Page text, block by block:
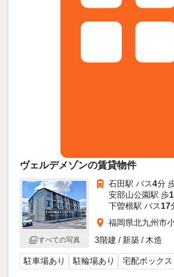
ヴェルデメゾンの賃貸物件
すべての写真
石田駅 バス4分
安部山公園駅 歩
下曽根駅 バス17
福岡県北九州市
3階建 / 新築 / 木造
駐車場あり 駐輪場あり 宅配ボックス